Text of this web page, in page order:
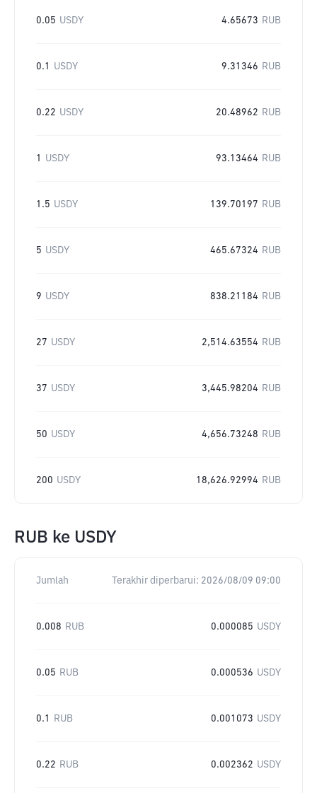
0.05 USDY 4.65673 RUB
0.1 USDY 9.31346 RUB
0.22 USDY 20.48962 RUB
1 USDY 93.13464 RUB
1.5 USDY 139.70197 RUB
5 USDY 465.67324 RUB
9 USDY 838.21184 RUB
27 USDY 2,514.63554 RUB
37 USDY 3,445.98204 RUB
50 USDY 4,656.73248 RUB
200 USDY 18,626.92994 RUB
RUB ke USDY
Jumlah Terakhir diperbarui: 2026/08/09 09:00
0.008 RUB 0.000085 USDY
0.05 RUB 0.000536 USDY
0.1 RUB 0.001073 USDY
0.22 RUB 0.002362 USDY